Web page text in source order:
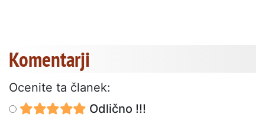
Komentarji
Ocenite ta članek:
Odlično !!!